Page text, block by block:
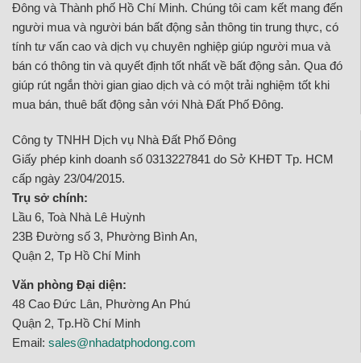
Đông và Thành phố Hồ Chí Minh. Chúng tôi cam kết mang đến
người mua và người bán bất động sản thông tin trung thực, có
tính tư vấn cao và dịch vụ chuyên nghiệp giúp người mua và
bán có thông tin và quyết định tốt nhất về bất động sản. Qua đó
giúp rút ngắn thời gian giao dịch và có một trải nghiệm tốt khi
mua bán, thuê bất động sản với Nhà Đất Phố Đông.
Công ty TNHH Dịch vụ Nhà Đất Phố Đông
Giấy phép kinh doanh số 0313227841 do Sở KHĐT Tp. HCM
cấp ngày 23/04/2015.
Trụ sở chính:
Lầu 6, Toà Nhà Lê Huỳnh
23B Đường số 3, Phường Bình An,
Quận 2, Tp Hồ Chí Minh
Văn phòng Đại diện:
48 Cao Đức Lân, Phường An Phú
Quận 2, Tp.Hồ Chí Minh
Email: sales@nhadatphodong.com